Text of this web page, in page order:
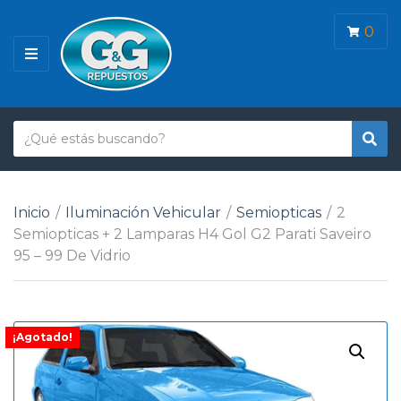
M
N
o
b
r
e
d
c
a
e
x
o
d
e
b
s
q
B
r
0
Inicio / Iluminación Vehicular / Semiopticas / 2
Semiopticas + 2 Lamparas H4 Gol G2 Parati Saveiro
95 – 99 De Vidrio
¡Agotado!